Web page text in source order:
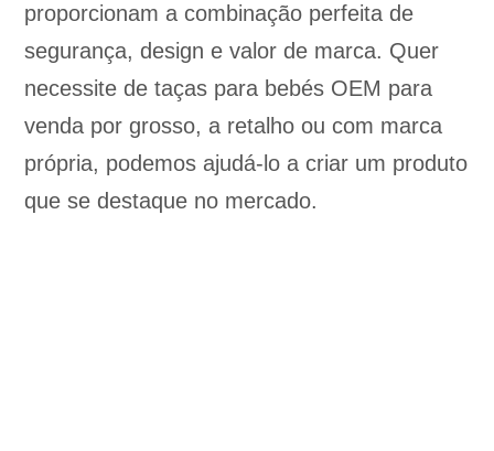
proporcionam a combinação perfeita de
segurança, design e valor de marca. Quer
necessite de taças para bebés OEM para
venda por grosso, a retalho ou com marca
própria, podemos ajudá-lo a criar um produto
que se destaque no mercado.